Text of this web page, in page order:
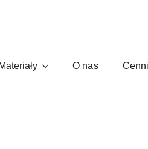
Materiały O nas
80% CEO